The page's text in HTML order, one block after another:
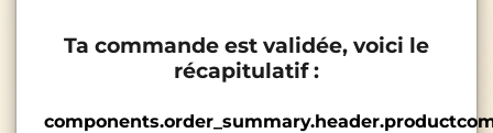
Ta commande est validée, voici le
récapitulatif :
components.order_summary.header.product